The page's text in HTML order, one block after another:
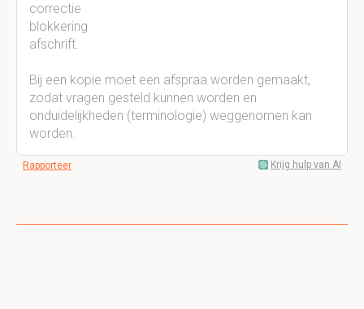
correctie
blokkering
afschrift.
Bij een kopie moet een afspraa worden gemaakt,
zodat vragen gesteld kunnen worden en
onduidelijkheden (terminologie) weggenomen kan
worden.
Rapporteer Krijg hulp van AI